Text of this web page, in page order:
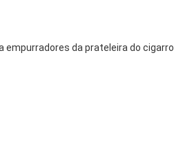
empurradores da prateleira do cigarro